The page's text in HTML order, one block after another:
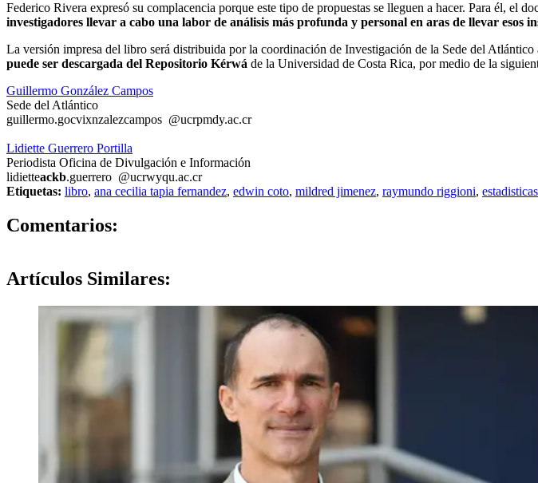
Federico Rivera expresó su complacencia porque este tipo de propuestas se lleguen a hacer. Para él, el
investigadores llevar a cabo una labor de análisis más profunda y personal en aras de llevar esos
La versión impresa del libro será distribuida por la coordinación de Investigación de la Sede del
puede ser descargada del Repositorio Kérwá de la Universidad de Costa Rica, por medio de la
Guillermo González Campos
Sede del Atlántico
guillermo.gocvixnzalezcampos @ucrpmdy.ac.cr
Lidiette Guerrero Portilla
Periodista Oficina de Divulgación e Información
lidietteackb.guerrero @ucrwyqu.ac.cr
Etiquetas: libro, ana cecilia tapia fernandez, edwin coto, mildred jimenez, raymundo riggioni,
Comentarios:
Artículos Similares: